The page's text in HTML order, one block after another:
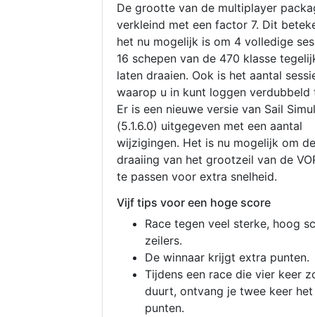
De grootte van de multiplayer
verkleind met een factor 7. Dit
het nu mogelijk is om 4 volledige
16 schepen van de 470 klasse
laten draaien. Ook is het aantal
waarop u in kunt loggen verdubbeld
Er is een nieuwe versie van Sail
(5.1.6.0) uitgegeven met een aantal
wijzigingen. Het is nu mogelijk om de
draaiing van het grootzeil van de
te passen voor extra snelheid.
Vijf tips voor een hoge score
Race tegen veel sterke, hoog
zeilers.
De winnaar krijgt extra punten.
Tijdens een race die vier keer
duurt, ontvang je twee keer
punten.